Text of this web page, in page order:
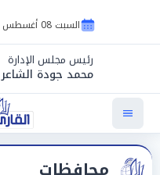
السبت 08 أغسطس 2026
رئيس مجلس الإدارة
محمد جودة الشاعر